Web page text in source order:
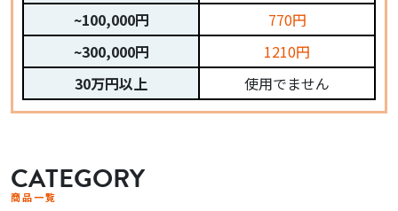
~100,000円
~300,000円
30万円以上
770円
1210円
使用でません
CATEGORY
商品一覧